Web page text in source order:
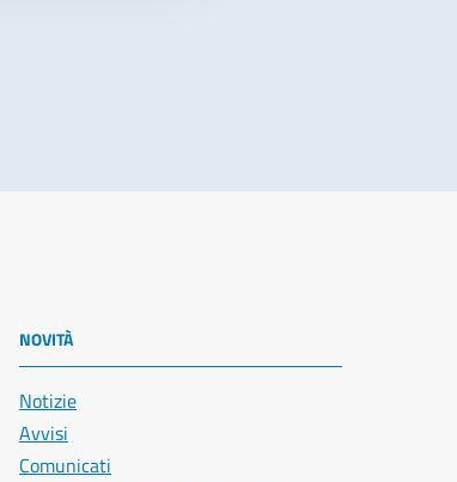
NOVITÀ
Notizie
Avvisi
Comunicati